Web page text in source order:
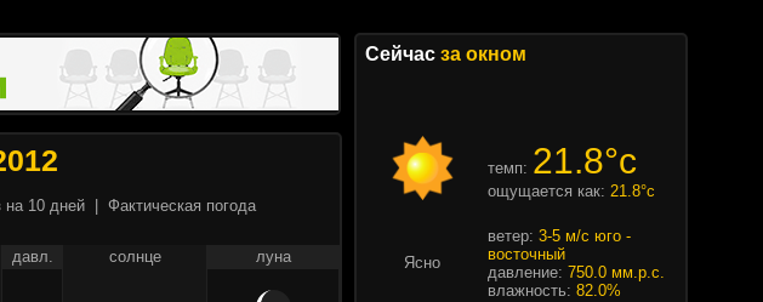
на 10 дней Фактическая погода
давл. солнце луна
Сейчас за окном
темп: 21.8°c
ощущается как: 21.8°c
Ясно
ветер: 3-5 м/с юго -
восточный
давление: 750.0 мм.р.с.
влажность: 82.0%